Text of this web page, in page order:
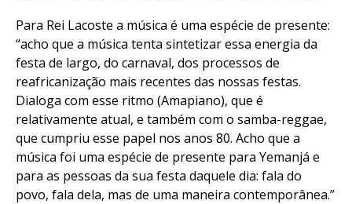
Para Rei Lacoste a música é uma espécie de presente:
“acho que a música tenta sintetizar essa energia da
festa de largo, do carnaval, dos processos de
reafricanização mais recentes das nossas festas.
Dialoga com esse ritmo (Amapiano), que é
relativamente atual, e também com o samba-reggae,
que cumpriu esse papel nos anos 80. Acho que a
música foi uma espécie de presente para Yemanjá e
para as pessoas da sua festa daquele dia: fala do
povo, fala dela, mas de uma maneira contemporânea.”